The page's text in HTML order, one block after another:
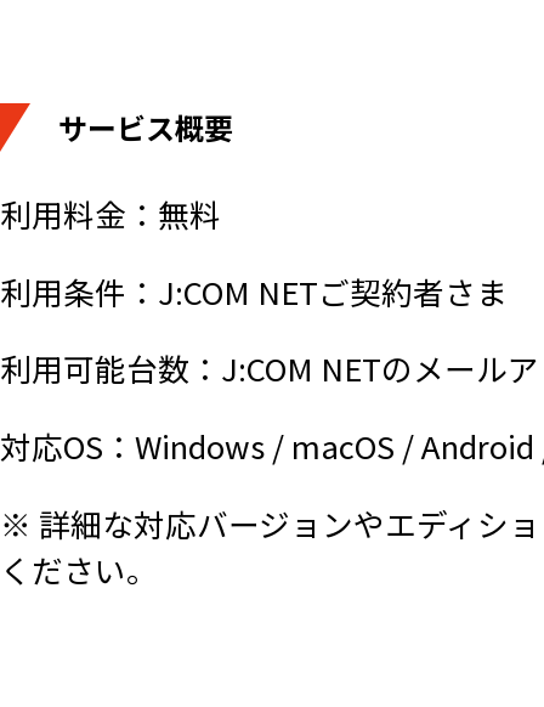
サービス概要
利用料金：無料
利用条件：J:COM NETご契約者さま
利用可能台数：J:COM NETのメール
対応OS：Windows / macOS / Android
※ 詳細な対応バージョンやエディシ
ください。